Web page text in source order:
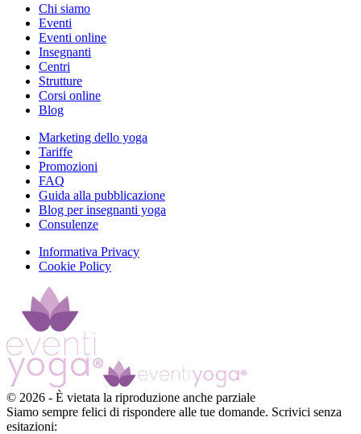
Chi siamo
Eventi
Eventi online
Insegnanti
Centri
Strutture
Corsi online
Blog
Marketing dello yoga
Tariffe
Promozioni
FAQ
Guida alla pubblicazione
Blog per insegnanti yoga
Consulenze
Informativa Privacy
Cookie Policy
© 2026 - È vietata la riproduzione anche parziale
Siamo sempre felici di rispondere alle tue domande. Scrivici senza
esitazioni: